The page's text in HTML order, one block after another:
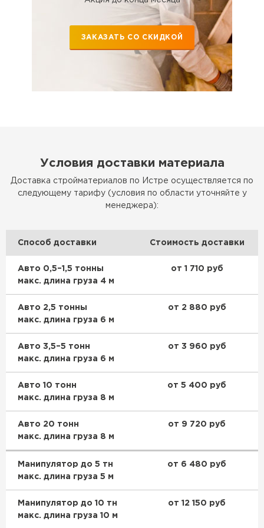
ЗАКАЗАТЬ СО СКИДКОЙ
Условия доставки материала
Доставка стройматериалов по Истре осуществляется по
следующему тарифу (условия по области уточняйте у
менеджера):
Способ доставки Стоимость доставки
Авто 0,5–1,5 тонны
макс. длина груза 4 м
от 1 710 руб
Авто 2,5 тонны
макс. длина груза 6 м
от 2 880 руб
Авто 3,5–5 тонн
макс. длина груза 6 м
от 3 960 руб
Авто 10 тонн
макс. длина груза 8 м
от 5 400 руб
Авто 20 тонн
макс. длина груза 8 м
от 9 720 руб
Манипулятор до 5 тн
макс. длина груза 5 м
от 6 480 руб
Манипулятор до 10 тн
макс. длина груза 10 м
от 12 150 руб
Утеплитель Эковер
ПЕРЕЙТИ
Утеплитель Тимплэкс
ПЕРЕЙТИ
Утеплитель Basfiber
ПЕРЕЙТИ
Утеплитель Теплекс
Утеплитель Изомин
Рулонная кровля Брит
ПЕРЕЙТИ
Утеплитель Knauf
Утеплитель Термит
Утеплитель Basfiber
Утеплитель Тимплэкс